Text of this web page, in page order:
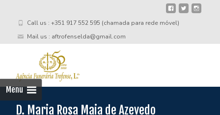
Call us : +351 917 552 595 (chamada para rede móvel)
Mail us : aftrofenselda@gmail.com
Menu
D. Maria Rosa Maia de Azevedo